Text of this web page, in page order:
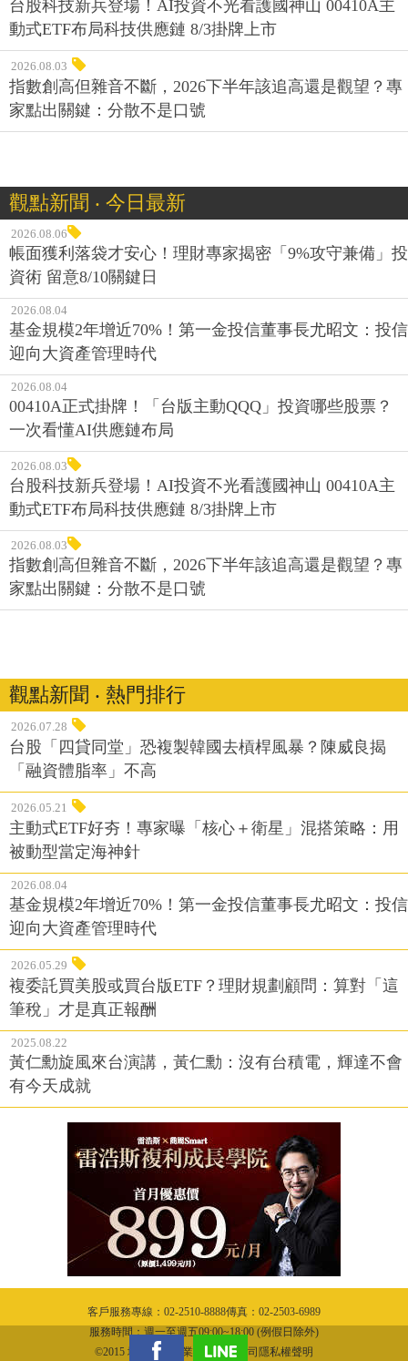
台股科技新兵登場！AI投資不光看護國神山 00410A主
動式ETF布局科技供應鏈 8/3掛牌上市
2026.08.03
指數創高但雜音不斷，2026下半年該追高還是觀望？專
家點出關鍵：分散不是口號
觀點新聞 ‧ 今日最新
2026.08.06
帳面獲利落袋才安心！理財專家揭密「9%攻守兼備」投
資術 留意8/10關鍵日
2026.08.04
基金規模2年增近70%！第一金投信董事長尤昭文：投信
迎向大資產管理時代
2026.08.04
00410A正式掛牌！「台版主動QQQ」投資哪些股票？
一次看懂AI供應鏈布局
2026.08.03
台股科技新兵登場！AI投資不光看護國神山 00410A主
動式ETF布局科技供應鏈 8/3掛牌上市
2026.08.03
指數創高但雜音不斷，2026下半年該追高還是觀望？專
家點出關鍵：分散不是口號
觀點新聞 ‧ 熱門排行
2026.07.28
台股「四貸同堂」恐複製韓國去槓桿風暴？陳威良揭
「融資體脂率」不高
2026.05.21
主動式ETF好夯！專家曝「核心＋衛星」混搭策略：用
被動型當定海神針
2026.08.04
基金規模2年增近70%！第一金投信董事長尤昭文：投信
迎向大資產管理時代
2026.05.29
複委託買美股或買台版ETF？理財規劃顧問：算對「這
筆稅」才是真正報酬
2025.08.22
黃仁勳旋風來台演講，黃仁勳：沒有台積電，輝達不會
有今天成就
客戶服務專線：02-2510-8888傳真：02-2503-6989
服務時間：週一至週五09:00~18:00 (例假日除外)
©2015 城邦文化事業股份有限公司隱私權聲明